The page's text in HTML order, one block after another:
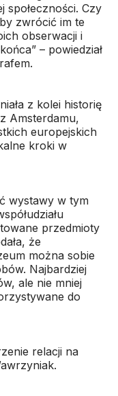
społeczności. Czy
zwrócić im te
obserwacji i
– powiedział
z kolei historię
Amsterdamu,
europejskich
kroki w
wystawy w tym
przedmioty
że
można sobie
Najbardziej
ale nie mniej
do
relacji na